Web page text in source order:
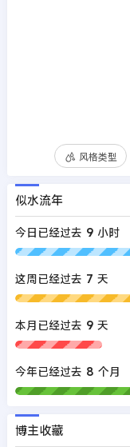
风格类型
似水流年
今日已经过去 9 小时
这周已经过去 7 天
本月已经过去 9 天
今年已经过去 8 个月
博主收藏